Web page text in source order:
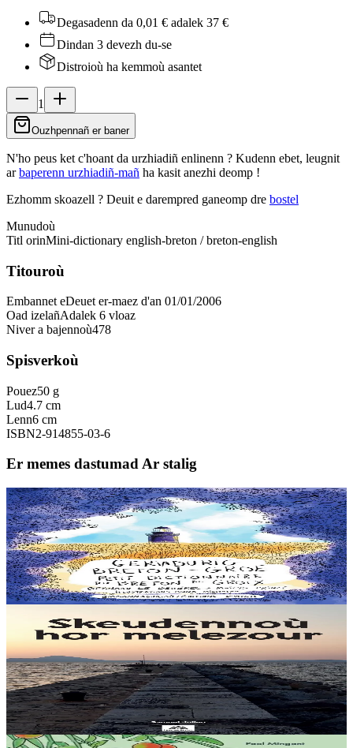
Degasadenn da 0,01 € adalek 37 €
Dindan 3 devezh du-se
Distroioù ha kemmoù asantet
1
Ouzhpennañ er baner
N'ho peus ket c'hoant da urzhiadiñ enlinenn ? Kudenn ebet, leugnit
arbaperenn urzhiadiñ-mañ ha kasit anezhi deomp !
Ezhomm skoazell ? Deuit e darempred ganeomp dre bostel
Munudoù
Titl orinMini-dictionary english-breton / breton-english
Titouroù
Embannet eDeuet er-maez d'an 01/01/2006
Oad izelañAdalek 6 vloaz
Niver a bajennoù478
Spisverkoù
Pouez50 g
Lud4.7 cm
Lenn6 cm
ISBN2-914855-03-6
Er memes dastumad Ar stalig
6 vloaz hag ouzhpenn
Goater
Geriadurig Breton-Groe
Plijout a raio ar geriadur-mañ d’an holl re dedennet gant yezh ar vro.
Er stok20,00 €
Levr an Arzhez
Skeudennoù hor melezour
A bep seurt a vo kavet da lenn ganeoc’h en dastumadeg pennadou-
mañ bet skrivet gant Samuel Julien e-barzh ar gazetenn "Bremañ".
Er stok29,00 €
15 vloaz hag ouzhpenn